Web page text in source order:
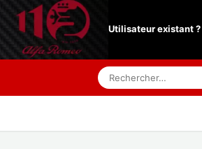
Utilisateur existant